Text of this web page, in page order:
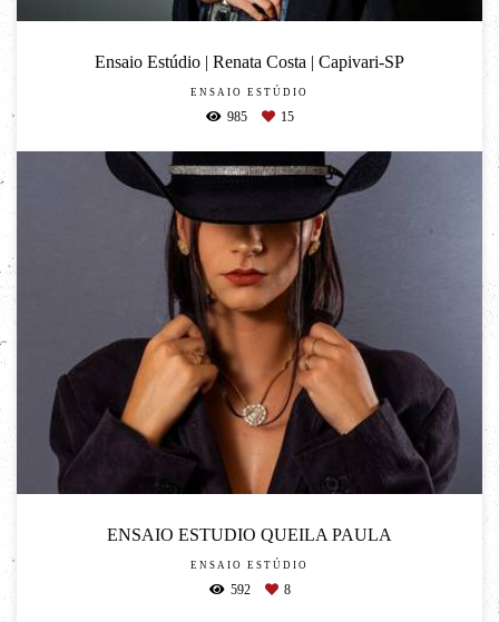
Ensaio Estúdio | Renata Costa | Capivari-SP
ENSAIO ESTÚDIO
985 15
ENSAIO ESTUDIO QUEILA PAULA
ENSAIO ESTÚDIO
592 8